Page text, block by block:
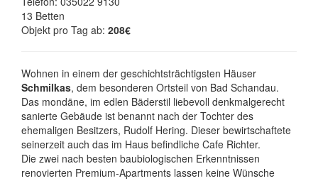
13 Betten
Objekt pro Tag ab: 208€
Wohnen in einem der geschichtsträchtigsten Häuser
Schmilkas, dem besonderen Ortsteil von Bad Schandau.
Das mondäne, im edlen Bäderstil liebevoll denkmalgerecht
sanierte Gebäude ist benannt nach der Tochter des
ehemaligen Besitzers, Rudolf Hering. Dieser bewirtschaftete
seinerzeit auch das im Haus befindliche Cafe Richter.
Die zwei nach besten baubiologischen Erkenntnissen
renovierten Premium-Apartments lassen keine Wünsche